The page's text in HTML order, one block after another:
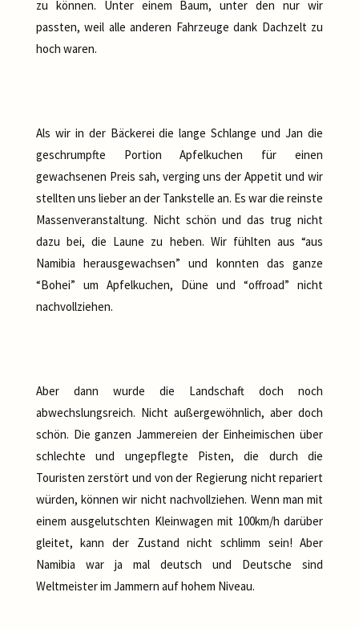
zu können. Unter einem Baum, unter den nur wir
passten, weil alle anderen Fahrzeuge dank Dachzelt zu
hoch waren.
Als wir in der Bäckerei die lange Schlange und Jan die
geschrumpfte Portion Apfelkuchen für einen
gewachsenen Preis sah, verging uns der Appetit und wir
stellten uns lieber an der Tankstelle an. Es war die reinste
Massenveranstaltung. Nicht schön und das trug nicht
dazu bei, die Laune zu heben. Wir fühlten aus “aus
Namibia herausgewachsen” und konnten das ganze
“Bohei” um Apfelkuchen, Düne und “offroad” nicht
nachvollziehen.
Aber dann wurde die Landschaft doch noch
abwechslungsreich. Nicht außergewöhnlich, aber doch
schön. Die ganzen Jammereien der Einheimischen über
schlechte und ungepflegte Pisten, die durch die
Touristen zerstört und von der Regierung nicht repariert
würden, können wir nicht nachvollziehen. Wenn man mit
einem ausgelutschten Kleinwagen mit 100km/h darüber
gleitet, kann der Zustand nicht schlimm sein! Aber
Namibia war ja mal deutsch und Deutsche sind
Weltmeister im Jammern auf hohem Niveau.